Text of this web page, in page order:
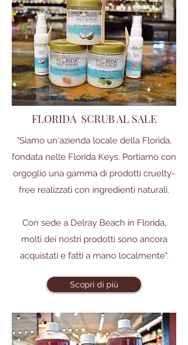
FLORIDA SCRUB AL SALE
"Siamo un'azienda locale della Florida,
fondata nelle Florida Keys. Portiamo con
orgoglio una gamma di prodotti cruelty-
free realizzati con ingredienti naturali.
Con sede a Delray Beach in Florida,
molti dei nostri prodotti sono ancora
acquistati e fatti a mano localmente".
Scopri di più